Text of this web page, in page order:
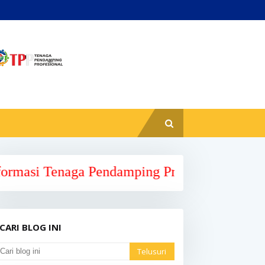
Profesional Kabupaten
CARI BLOG INI